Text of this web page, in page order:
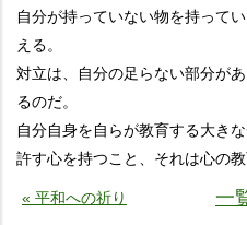
自分が持っていない物を持って
える。
対立は、自分の足らない部分が
るのだ。
自分自身を自らが教育する大き
許す心を持つこと、それは心の教
« 平和への祈り 一